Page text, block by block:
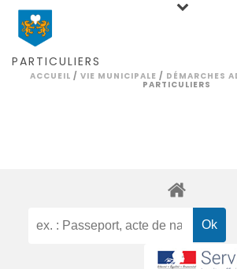
PARTICULIERS
ACCUEIL / VIE MUNICIPALE / DÉMARCHES
PARTICULIERS